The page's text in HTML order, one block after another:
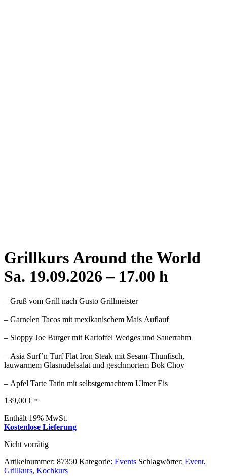
Grillkurs Around the World
Sa. 19.09.2026 – 17.00 h
– Gruß vom Grill nach Gusto Grillmeister
– Garnelen Tacos mit mexikanischem Mais Auflauf
– Sloppy Joe Burger mit Kartoffel Wedges und Sauerrahm
– Asia Surf’n Turf Flat Iron Steak mit Sesam-Thunfisch,
lauwarmem Glasnudelsalat und geschmortem Bok Choy
– Apfel Tarte Tatin mit selbstgemachtem Ulmer Eis
139,00 € *
Enthält 19% MwSt.
Kostenlose Lieferung
Nicht vorrätig
Artikelnummer: 87350 Kategorie: Events Schlagwörter: Event,
Grillkurs, Kochkurs